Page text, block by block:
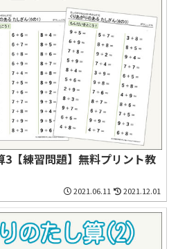
【練習問題】無料プリント教
2021.06.11 2021.12.01